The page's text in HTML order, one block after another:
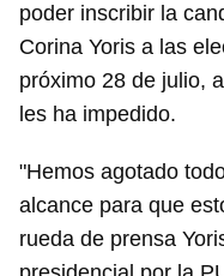
poder inscribir la
Corina Yoris a las
próximo 28 de julio,
les ha impedido.
"Hemos agotado
alcance para que
rueda de prensa